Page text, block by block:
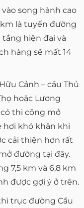
vào song hành cao
là tuyến đường
hiện đại và
hàng sẽ mất 14
Cảnh – cầu Thủ
hoặc Lương
thi công mở
hơi khó khăn khi
cải thiện hơn rất
đường tại đây.
7,5 km và 6,8 km
được gợi ý ở trên.
trục đường Cầu